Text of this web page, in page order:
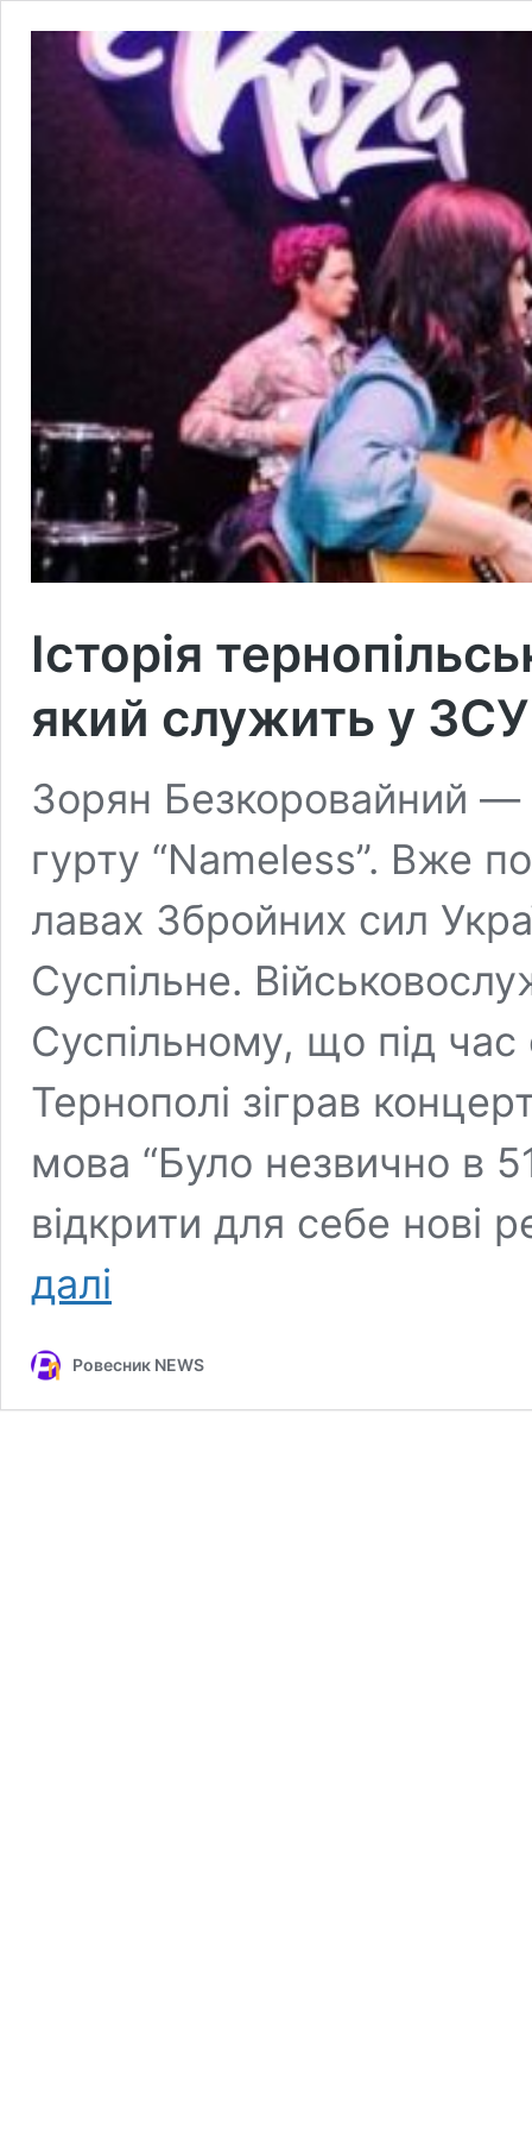
Історія
який служить у ЗСУ
Зорян Безкоровайний —
гурту “Nameless”. Вже
лавах Збройних сил
Суспільне.
Суспільному, що під час
Тернополі зіграв
мова “Було незвично в
відкрити для себе нові
далі
який
у
Ровесник NEWS